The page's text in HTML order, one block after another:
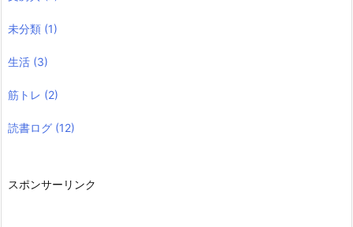
未分類 (1)
生活 (3)
筋トレ (2)
読書ログ (12)
スポンサーリンク